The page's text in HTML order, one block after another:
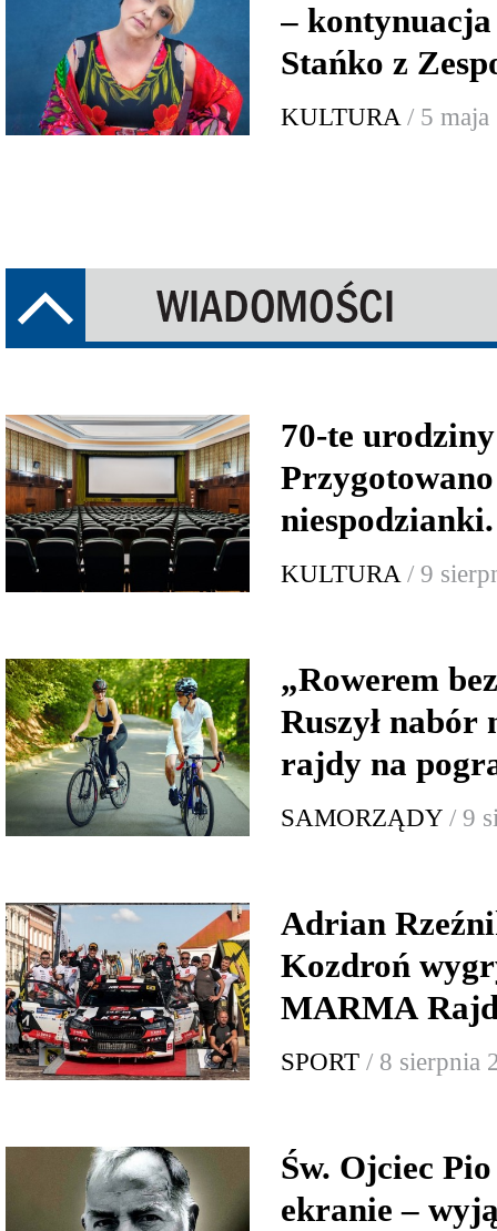
–
Stańko z
KULTURA / 5 maja
70-te
KULTURA / 9
„Rowerem
Ruszył nabór
rajdy na
SAMORZĄDY / 9
Adrian
Kozdroń
MARMA
SPORT / 8 sierpnia
Św. Ojciec
ekranie –